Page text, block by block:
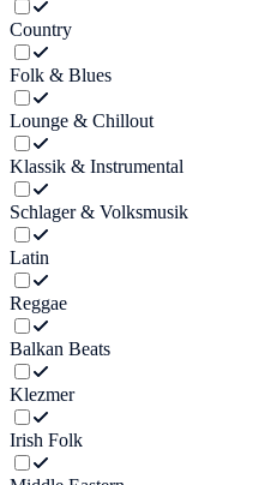
Country
Folk & Blues
Lounge & Chillout
Klassik & Instrumental
Schlager & Volksmusik
Latin
Reggae
Balkan Beats
Klezmer
Irish Folk